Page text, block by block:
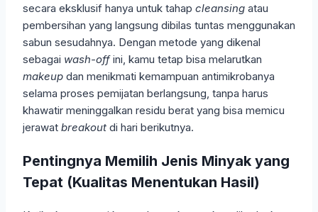
secara eksklusif hanya untuk tahap cleansing atau
pembersihan yang langsung dibilas tuntas menggunakan
sabun sesudahnya. Dengan metode yang dikenal
sebagai wash-offini, kamu tetap bisa melarutkan
makeup dan menikmati kemampuan antimikrobanya
selama proses pemijatan berlangsung, tanpa harus
khawatir meninggalkan residu berat yang bisa memicu
jerawat breakout di hari berikutnya.
Pentingnya Memilih Jenis Minyak yang
Tepat (Kualitas Menentukan Hasil)